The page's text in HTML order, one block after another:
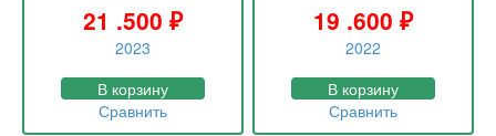
21 .500 ₽
2023
В корзину
Сравнить
19 .600₽
2022
В корзину
Сравнить